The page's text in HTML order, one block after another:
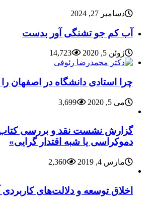
دسامبر 27, 2024
آب کم جو تشنگی آور بدست
ژوئن 5, 2020 14,723
چرا استادی دانشگاه در اصفهان
می 5, 2020 3,699
گزارش نشست نقد و بررسی کتاب
دموکراسی یا شبه اقتدار گرایی»
مارس 4, 2019 2,360
اخلاق توسعه و دلالت‌های کاربردی